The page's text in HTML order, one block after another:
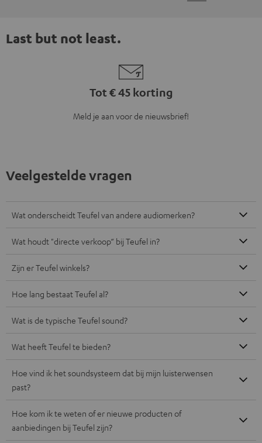
Last but not least.
Tot € 45 korting
Meld je aan voor de nieuwsbrief!
Veelgestelde vragen
Wat onderscheidt Teufel van andere audiomerken?
Wat houdt "directe verkoop“ bij Teufel in?
Zijn er Teufel winkels?
Hoe lang bestaat Teufel al?
Wat is de typische Teufel sound?
Wat heeft Teufel te bieden?
Hoe vind ik het soundsysteem dat bij mijn luisterwensen
past?
Hoe kom ik te weten of er nieuwe producten of
aanbiedingen bij Teufel zijn?